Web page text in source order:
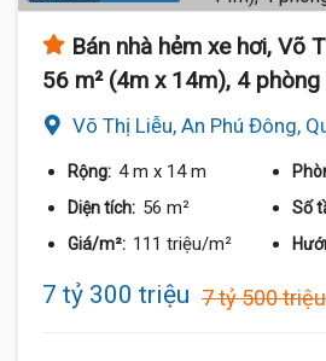
Bán nhà hẻm xe hơi, Võ
56 m² (4m x 14m), 4 phòng
Võ Thị Liễu, An Phú Đông,
Rộng: 4 m x 14 m
Diện tích: 56 m² Số
Giá/m²: 111 triệu/m²
7 tỷ 300 triệu 7 tỷ 500 triệu